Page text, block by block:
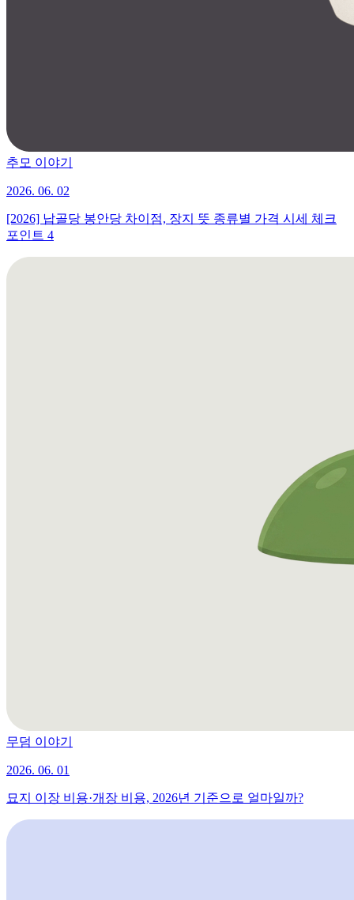
추모 이야기
2026. 06. 02
[2026] 납골당 봉안당 차이점, 장지 뜻 종류별 가격 시세 체크
포인트 4
무덤 이야기
2026. 06. 01
묘지 이장 비용·개장 비용, 2026년 기준으로 얼마일까?